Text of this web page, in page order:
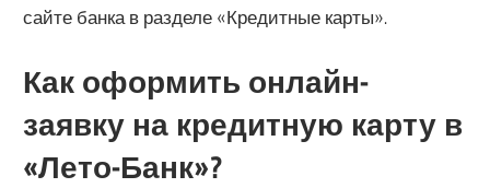
сайте банка в разделе «Кредитные карты».
Как оформить онлайн-
заявку на кредитную карту в
«Лето-Банк»?